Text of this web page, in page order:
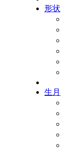
形状
生月